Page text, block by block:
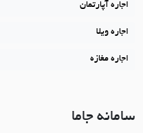
اجاره آپارتمان
اجاره ویلا
اجاره مغازه
سامانه جاما